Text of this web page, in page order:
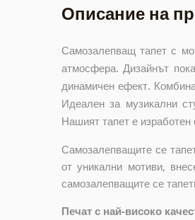
Описание на
Самозалепващ тапет с
атмосфера. Дизайнът
динамичен ефект.
Идеален за музикални
Нашият тапет е изработен
Самозалепващите се
от уникални мотиви,
самозалепващите се
Печат с най-високо